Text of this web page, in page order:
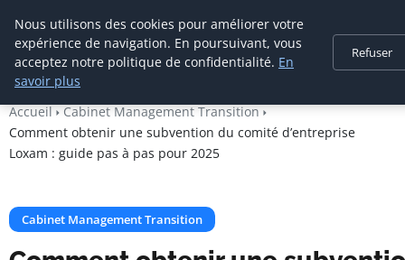
Cabinet De
Management De
Transition
Accueil
Cabinet Management Transition
Comment obtenir une subvention du comité d’entreprise
Loxam : guide pas à pas pour 2025
Cabinet Management Transition
Nous utilisons des cookies pour améliorer votre
expérience de navigation. En poursuivant, vous
acceptez notre politique de confidentialité. En
savoir plus
Refuser